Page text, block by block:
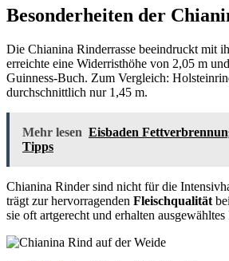
Besonderheiten der
Die Chianina Rinderrasse beeindruckt mit
erreichte eine Widerristhöhe von 2,05 m
Guinness-Buch. Zum Vergleich:
durchschnittlich nur 1,45 m.
Mehr lesen Eisbaden
Tipps
Chianina Rinder sind nicht für die
trägt zur hervorragenden Fleischqualität
sie oft artgerecht und erhalten ausgewähltes